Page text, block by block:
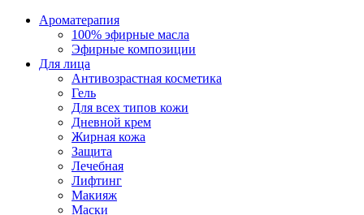
Ароматерапия
100% эфирные масла
Эфирные композиции
Для лица
Антивозрастная косметика
Гель
Для всех типов кожи
Дневной крем
Жирная кожа
Защита
Лечебная
Лифтинг
Макияж
Маски